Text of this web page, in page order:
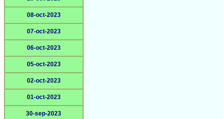
08-oct-2023
07-oct-2023
06-oct-2023
05-oct-2023
02-oct-2023
01-oct-2023
30-sep-2023